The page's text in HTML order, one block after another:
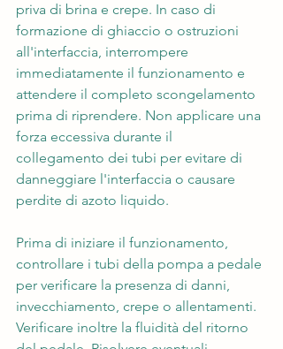
priva di brina e crepe. In caso di
formazione di ghiaccio o ostruzioni
all'interfaccia, interrompere
immediatamente il funzionamento e
attendere il completo scongelamento
prima di riprendere. Non applicare una
forza eccessiva durante il
collegamento dei tubi per evitare di
danneggiare l'interfaccia o causare
perdite di azoto liquido.
Prima di iniziare il funzionamento,
controllare i tubi della pompa a pedale
per verificare la presenza di danni,
invecchiamento, crepe o allentamenti.
Verificare inoltre la fluidità del ritorno